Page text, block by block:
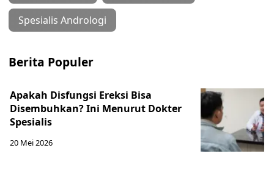
Spesialis Andrologi
Berita Populer
Apakah Disfungsi Ereksi Bisa
Disembuhkan? Ini Menurut Dokter
Spesialis
20 Mei 2026